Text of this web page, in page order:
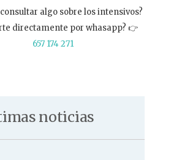
algo sobre los intensivos?
directamente por whasapp? 👉
657 174 271
noticias